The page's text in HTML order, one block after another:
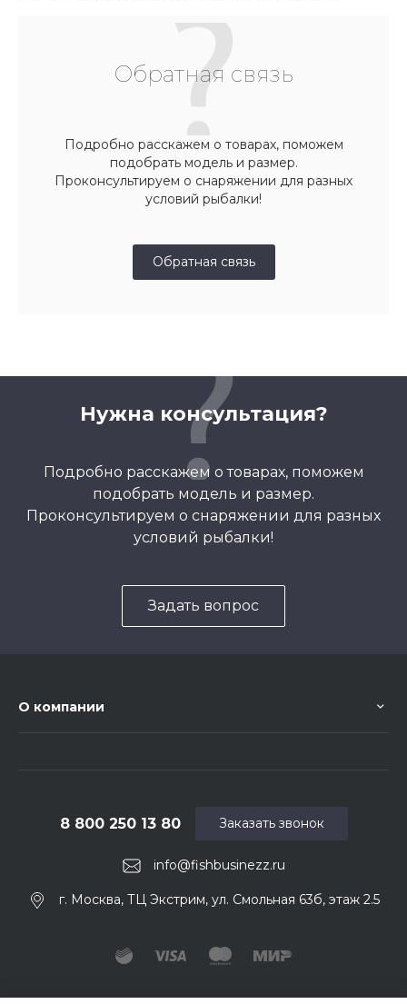
Обратная связь
Подробно расскажем о товарах, поможем
подобрать модель и размер.
Проконсультируем о снаряжении для разных
условий рыбалки!
Обратная связь
Нужна консультация?
Подробно расскажем о товарах, поможем
подобрать модель и размер.
Проконсультируем о снаряжении для разных
условий рыбалки!
Задать вопрос
О компании
info@fishbusinezz.ru
8 800 250 13 80
г. Москва, ТЦ Экстрим, ул. Смольная 63б, этаж 2.5
Заказать звонок